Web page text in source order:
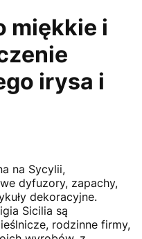
miękkie i
irysa i
na Sycylii,
dyfuzory, zapachy,
dekoracyjne.
Sicilia są
rodzinne firmy,